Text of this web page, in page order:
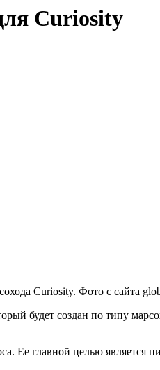
Curiosity
Curiosity. Фото с сайта
будет создан по типу
Ее главной целью является